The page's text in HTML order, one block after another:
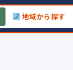
地域から探す